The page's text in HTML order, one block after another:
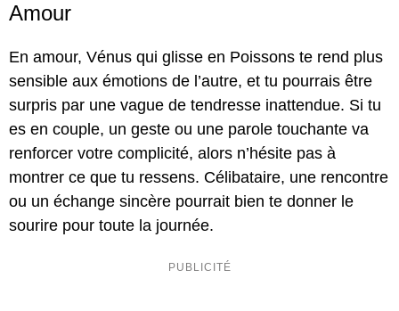
Amour
En amour, Vénus qui glisse en Poissons te rend plus
sensible aux émotions de l’autre, et tu pourrais être
surpris par une vague de tendresse inattendue. Si tu
es en couple, un geste ou une parole touchante va
renforcer votre complicité, alors n’hésite pas à
montrer ce que tu ressens. Célibataire, une rencontre
ou un échange sincère pourrait bien te donner le
sourire pour toute la journée.